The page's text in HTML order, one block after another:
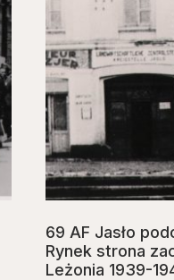
69 AF Jasło
Rynek strona
Leżonia 1939-